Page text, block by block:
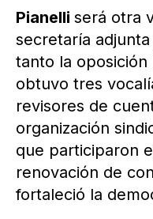
Pianelli será otra
secretaría
tanto la
obtuvo tres
revisores de
organización
que participaron
renovación de
fortaleció la